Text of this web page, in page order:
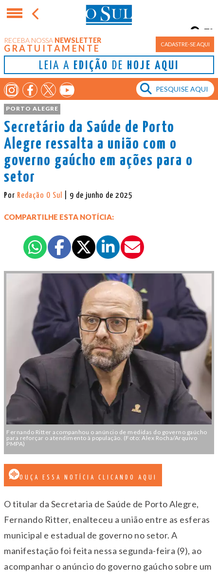
RECEBA NOSSA NEWSLETTER
GRATUITAMENTE CADASTRE-SE AQUI
LEIA A EDIÇÃO DE HOJE AQUI
Porto Alegre
7°
PORTO ALEGRE
Secretário da Saúde de Porto
Alegre ressalta a união com o
governo gaúcho em ações para o
setor
Por Redação O Sul | 9 de junho de 2025
COMPARTILHE ESTA NOTÍCIA:
Fernando Ritter acompanhou o anúncio de medidas do governo gaúcho
para reforçar o atendimento à população. (Foto: Alex Rocha/Arquivo
PMPA)
OUÇA ESSA NOTÍCIA CLICANDO AQUI
O titular da Secretaria de Saúde de Porto Alegre,
Fernando Ritter, enalteceu a união entre as esferas
municipal e estadual de governo no setor. A
manifestação foi feita nessa segunda-feira (9), ao
acompanhar o anúncio do governo gaúcho sobre um